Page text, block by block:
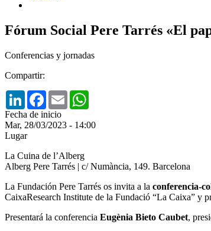
Fórum Social Pere Tarrés «El
Conferencias y jornadas
Compartir:
LinkedInFacebook
Email
Fecha de inicio
Mar, 28/03/2023 - 14:00
Lugar
La Cuina de l’Alberg
Alberg Pere Tarrés | c/ Numància, 149. Barcelona
La Fundación Pere Tarrés os invita a la conferencia-
CaixaResearch Institute de la Fundació “La Caixa” y
Presentará la conferencia Eugènia Bieto Caubet,